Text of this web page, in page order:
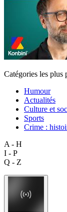
Catégories les plus
Humour
Actualités
Culture et
Sports
Crime :
A - H
I - P
Q - Z